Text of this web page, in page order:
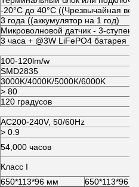
-20°C до 40°C ((Чрезвычайная
3 года ((аккумулятор на 1 год)
Микроволновой датчик - 3-
3 часа + @3W LiFePO4 батарея
100-120lm/w
SMD2835
3000K/4000K/5000K/6000K
> 80
120 градусов
AC200-240V, 50/60Hz
> 0.9
54,000 часов
Класс I
650*113*96 мм 650*113*96